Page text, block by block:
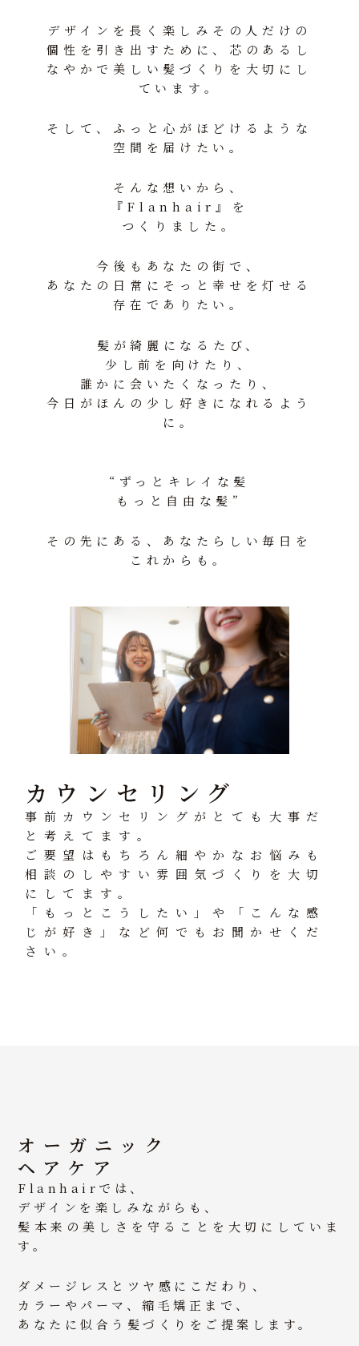
デザインを長く楽しみその人だけの
個性を引き出すために、芯のあるし
なやかで美しい髪づくりを大切にし
ています。
そして、ふっと心がほどけるような
空間を届けたい。
そんな想いから、
『Flanhair』を
つくりました。
今後もあなたの街で、
あなたの日常にそっと幸せを灯せる
存在でありたい。
髪が綺麗になるたび、
少し前を向けたり、
誰かに会いたくなったり、
今日がほんの少し好きになれるよう
に。
“ずっとキレイな髪
もっと自由な髪”
その先にある、あなたらしい毎日を
これからも。
カウンセリング
事前カウンセリングがとても大事だ
と考えてます。
ご要望はもちろん細やかなお悩みも
相談のしやすい雰囲気づくりを大切
にしてます。
「もっとこうしたい」や「こんな感
じが好き」など何でもお聞かせくだ
さい。
オーガニック
ヘアケア
Flanhairでは、
デザインを楽しみながらも、
髪本来の美しさを守ることを大切にしていま
す。
ダメージレスとツヤ感にこだわり、
カラーやパーマ、縮毛矯正まで、
あなたに似合う髪づくりをご提案します。